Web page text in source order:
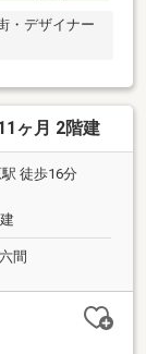
・デザイナー
ヶ月 2階建
徒歩16分
間